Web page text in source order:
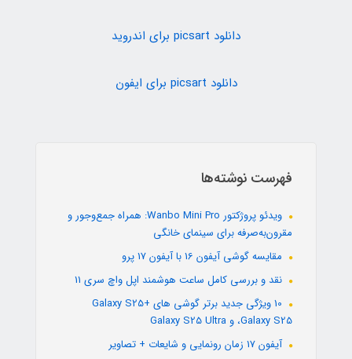
دانلود picsart برای اندروید
دانلود picsart برای ایفون
فهرست نوشته‌ها
ویدئو پروژکتور Wanbo Mini Pro: همراه جمع‌وجور و
مقرون‌به‌صرفه برای سینمای خانگی
مقایسه گوشی آیفون 16 با آیفون 17 پرو
نقد و بررسی کامل ساعت هوشمند اپل واچ سری 11
10 ویژگی جدید برتر گوشی های +Galaxy S25
،Galaxy S25 و Galaxy S25 Ultra
آیفون 17 زمان رونمایی و شایعات + تصاویر